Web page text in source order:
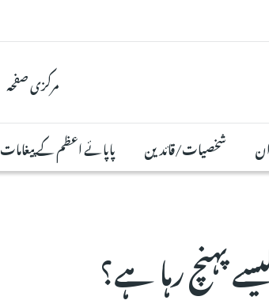
مرکزی صفحہ
شخصیات/قائدین پاپائے اعظم کے پیغامات
پہنچ رہا ہے؟